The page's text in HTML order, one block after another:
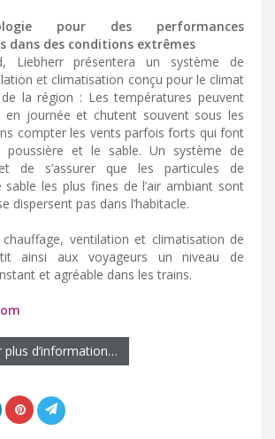
pour des performances
dans des conditions extrêmes
Liebherr présentera un système de
et climatisation conçu pour le climat
la région : Les températures peuvent
en journée et chutent souvent sous les
compter les vents parfois forts qui font
poussière et le sable. Un système de
de s’assurer que les particules de
les plus fines de l’air ambiant sont
dispersent pas dans l’habitacle.
ventilation et climatisation de
ainsi aux voyageurs un niveau de
et agréable dans les trains.
plus d’information…